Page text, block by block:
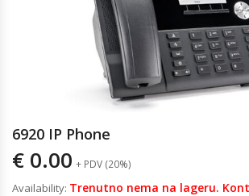
6920 IP Phone
€ 0.00 + PDV (20%)
Availability: Trenutno nema na lageru.